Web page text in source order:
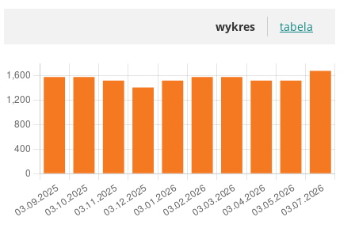
wykres tabela